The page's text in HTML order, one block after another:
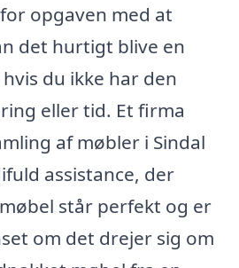
opgaven med at
det hurtigt blive en
du ikke har den
eller tid. Et firma
af møbler i Sindal
assistance, der
står perfekt og er
om det drejer sig om